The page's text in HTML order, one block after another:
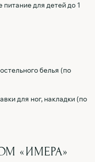
для детей до 1
белья (по
для ног, накладки (по
«ИМЕРА»